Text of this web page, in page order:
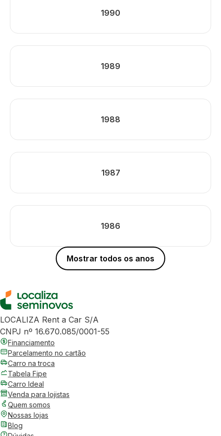
1990
1989
1988
1987
1986
Mostrar todos os anos
LOCALIZA Rent a Car S/A
CNPJ nº 16.670.085/0001-55
Financiamento
Parcelamento no cartão
Carro na troca
Tabela Fipe
Carro Ideal
Venda para lojistas
Quem somos
Nossas lojas
Blog